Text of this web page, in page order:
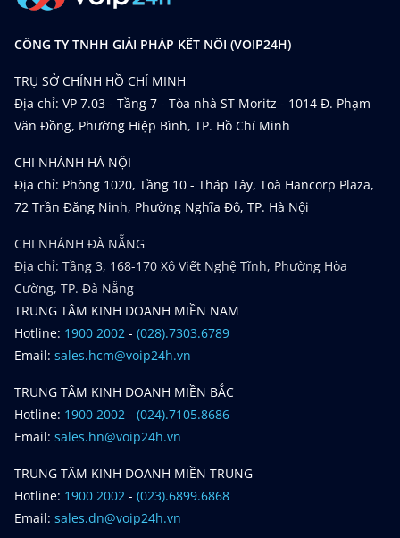
CÔNG TY TNHH GIẢI PHÁP KẾT NỐI (VOIP24H)
TRỤ SỞ CHÍNH HỒ CHÍ MINH
Địa chỉ: VP 7.03 - Tầng 7 - Tòa nhà ST Moritz - 1014 Đ. Phạm
Văn Đồng, Phường Hiệp Bình, TP. Hồ Chí Minh
CHI NHÁNH HÀ NỘI
Địa chỉ: Phòng 1020, Tầng 10 - Tháp Tây, Toà Hancorp Plaza,
72 Trần Đăng Ninh, Phường Nghĩa Đô, TP. Hà Nội
CHI NHÁNH ĐÀ NẴNG
Địa chỉ: Tầng 3, 168-170 Xô Viết Nghệ Tĩnh, Phường Hòa
Cường, TP. Đà Nẵng
TRUNG TÂM KINH DOANH MIỀN NAM
Hotline: 1900 2002 - (028).7303.6789
Email: sales.hcm@voip24h.vn
TRUNG TÂM KINH DOANH MIỀN BẮC
Hotline: 1900 2002 - (024).7105.8686
Email: sales.hn@voip24h.vn
TRUNG TÂM KINH DOANH MIỀN TRUNG
Hotline: 1900 2002 - (023).6899.6868
Email: sales.dn@voip24h.vn